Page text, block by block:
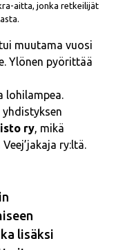
aitta, jonka retkeilijät
muutama vuosi
Ylönen pyörittää
lohilampea.
ry, mikä
ry:ltä.
lisäksi